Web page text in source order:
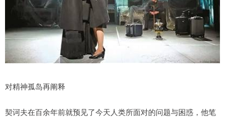
对精神孤岛再阐释
契诃夫在百余年前就预见了今天人类所面对的问题与困惑，他笔